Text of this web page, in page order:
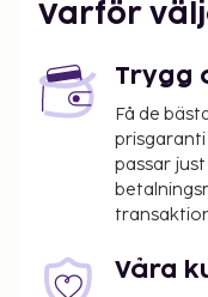
Varför
Trygg
Få de
passar
Våra